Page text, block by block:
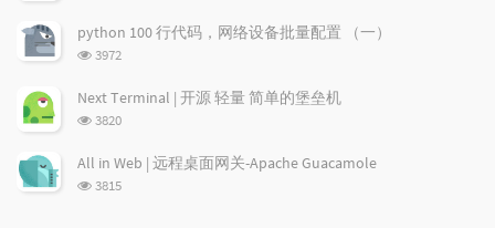
次
python 100 行代码，网络设备批量配置 （一）
浏
次
3972
Next Terminal | 开源 轻量 简单的堡垒机
浏
次
3820
All in Web | 远程桌面网关-Apache Guacamole
浏
3815